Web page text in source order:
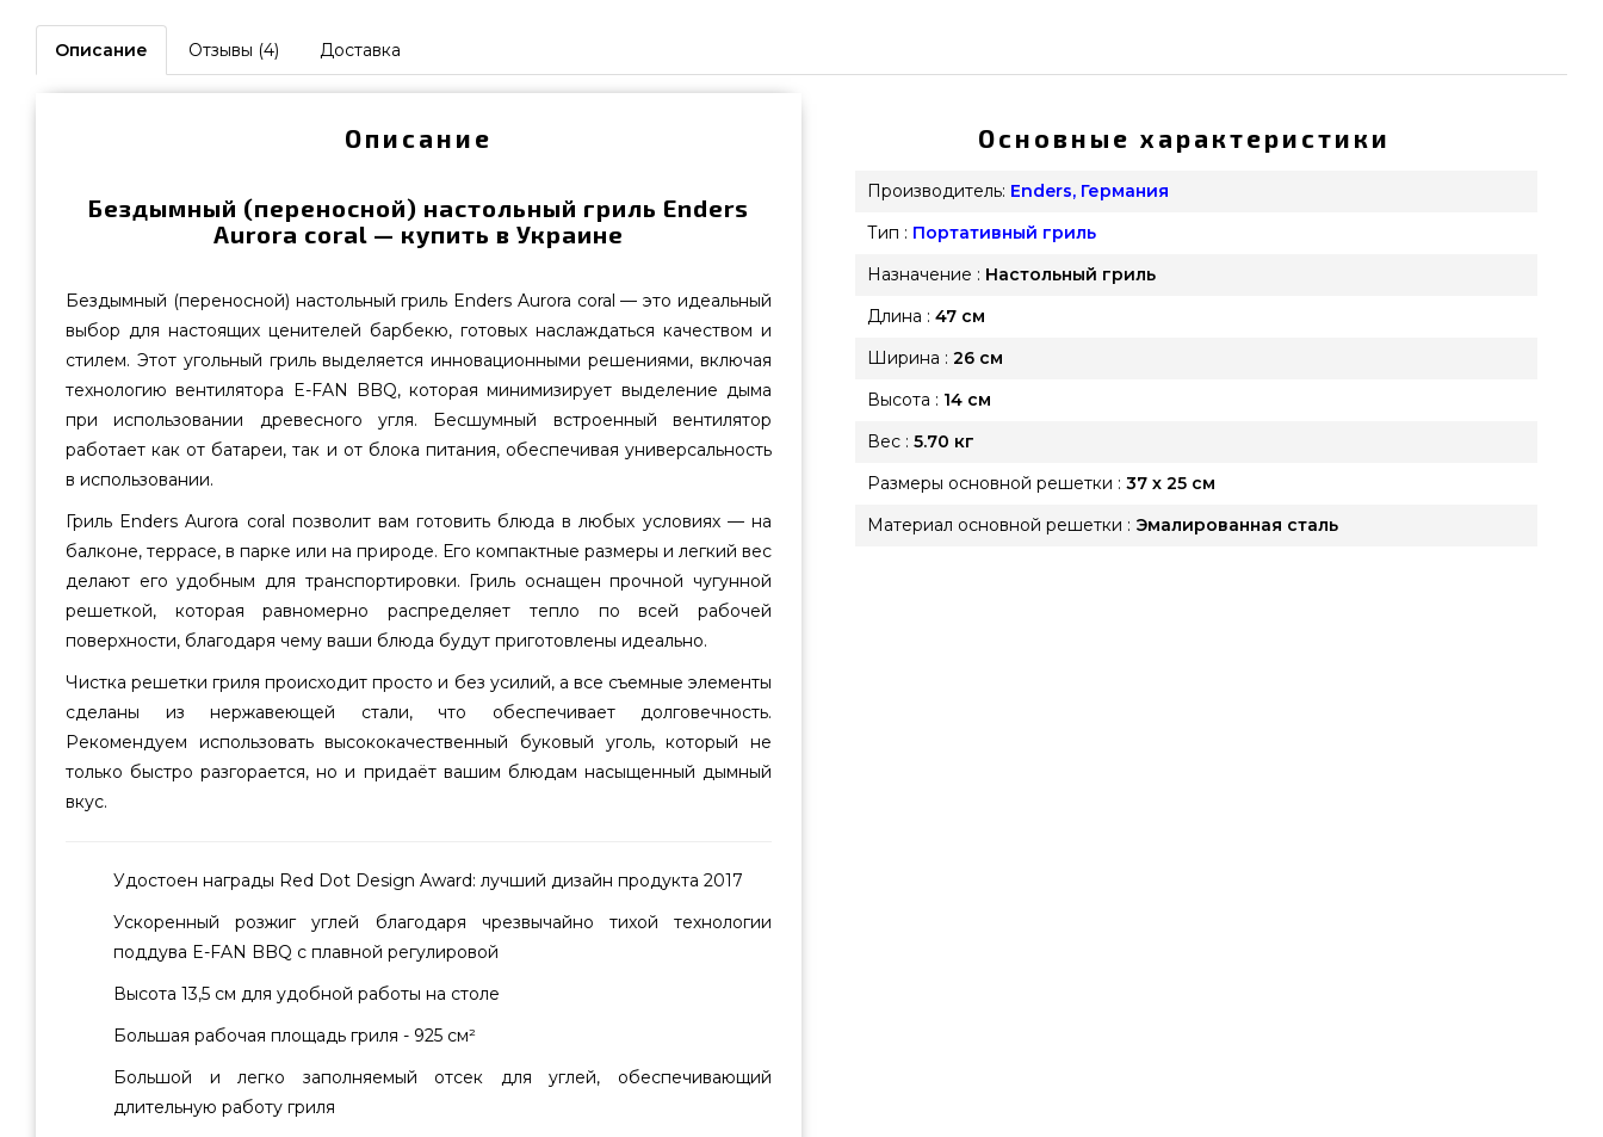
Описание Отзывы (4) Доставка
Описание
Бездымный (переносной) настольный гриль Enders
Aurora coral — купить в Украине
Бездымный (переносной) настольный гриль Enders Aurora coral — это идеальный
выбор для настоящих ценителей барбекю, готовых наслаждаться качеством и
стилем. Этот угольный гриль выделяется инновационными решениями, включая
технологию вентилятора E-FAN BBQ, которая минимизирует выделение дыма
при использовании древесного угля. Бесшумный встроенный вентилятор
работает как от батареи, так и от блока питания, обеспечивая универсальность
в использовании.
Гриль Enders Aurora coral позволит вам готовить блюда в любых условиях — на
балконе, террасе, в парке или на природе. Его компактные размеры и легкий вес
делают его удобным для транспортировки. Гриль оснащен прочной чугунной
решеткой, которая равномерно распределяет тепло по всей рабочей
поверхности, благодаря чему ваши блюда будут приготовлены идеально.
Чистка решетки гриля происходит просто и без усилий, а все съемные элементы
сделаны из нержавеющей стали, что обеспечивает долговечность.
Рекомендуем использовать высококачественный буковый уголь, который не
только быстро разгорается, но и придаёт вашим блюдам насыщенный дымный
вкус.
Удостоен награды Red Dot Design Award: лучший дизайн продукта 2017
Ускоренный розжиг углей благодаря чрезвычайно тихой технологии
поддува E-FAN BBQ с плавной регулировой
Высота 13,5 см для удобной работы на столе
Большая рабочая площадь гриля - 925 см²
Большой и легко заполняемый отсек для углей, обеспечивающий
длительную работу гриля
Основные характеристики
Производитель: Enders, Германия
Тип : Портативный гриль
Назначение : Настольный гриль
Длина : 47 см
Ширина : 26 см
Высота : 14 см
Вес : 5.70 кг
Размеры основной решетки : 37 х 25 см
Материал основной решетки : Эмалированная сталь